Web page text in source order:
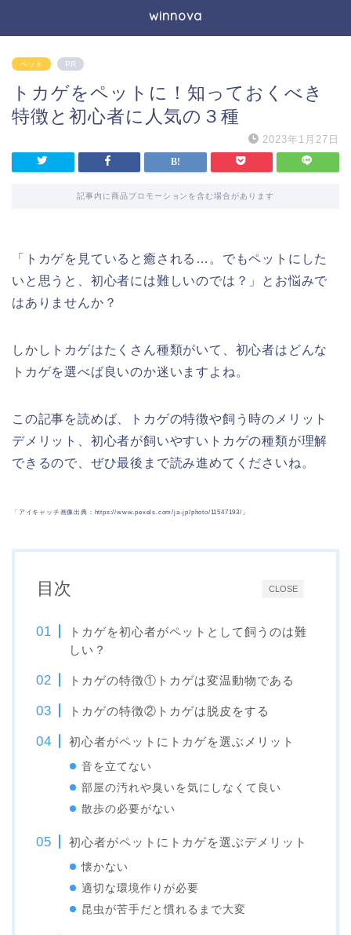
winnova
ペット PR
トカゲをペットに！知っておくべき
特徴と初心者に人気の３種
2023年1月27日
記事内に商品プロモーションを含む場合があります
「トカゲを見ていると癒される…。でもペットにした
いと思うと、初心者には難しいのでは？」とお悩みで
はありませんか？
しかしトカゲはたくさん種類がいて、初心者はどんな
トカゲを選べば良いのか迷いますよね。
この記事を読めば、トカゲの特徴や飼う時のメリット
デメリット、初心者が飼いやすいトカゲの種類が理解
できるので、ぜひ最後まで読み進めてくださいね。
「アイキャッチ画像出典：https://www.pexels.com/ja-jp/photo/11547193/」
CLOSE
目次
トカゲを初心者がペットとして飼うのは難
しい？
トカゲの特徴①トカゲは変温動物である
トカゲの特徴②トカゲは脱皮をする
初心者がペットにトカゲを選ぶメリット
音を立てない
部屋の汚れや臭いを気にしなくて良い
散歩の必要がない
初心者がペットにトカゲを選ぶデメリット
懐かない
適切な環境作りが必要
昆虫が苦手だと慣れるまで大変